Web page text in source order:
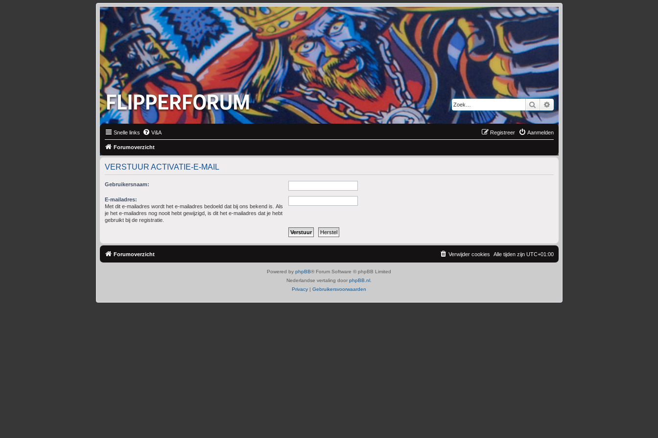
Zoek
Snelle links V&A Aanmelden
Registreer
Forumoverzicht
VERSTUUR ACTIVATIE-E-MAIL
Gebruikersnaam:
E-mailadres:
Met dit e-mailadres wordt het e-mailadres bedoeld dat bij ons bekend is. Als
je het e-mailadres nog nooit hebt gewijzigd, is dit het e-mailadres dat je hebt
gebruikt bij de registratie.
Forumoverzicht Alle tijden zijn UTC+01:00
Verwijder cookies
Powered by phpBB® Forum Software © phpBB Limited
Nederlandse vertaling door phpBB.nl
Privacy | Gebruikersvoorwaarden